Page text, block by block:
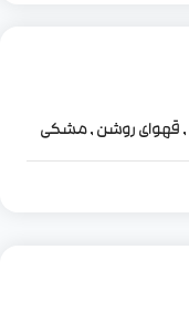
,قهوای روشن,مشکی